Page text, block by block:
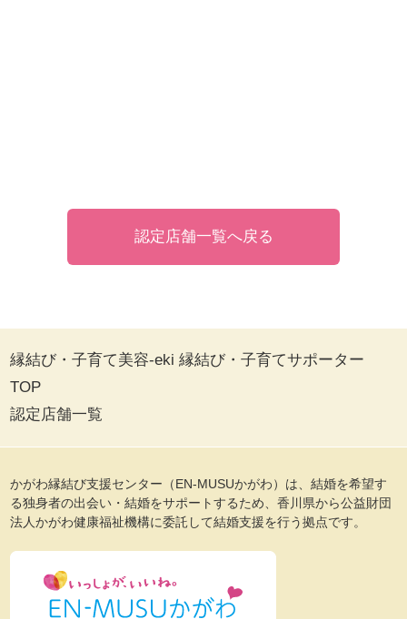
認定店舗一覧へ戻る
縁結び・子育て美容-eki 縁結び・子育てサポーター
TOP
認定店舗一覧
かがわ縁結び支援センター（EN-MUSUかがわ）は、結婚を希望す
る独身者の出会い・結婚をサポートするため、香川県から公益財団
法人かがわ健康福祉機構に委託して結婚支援を行う拠点です。